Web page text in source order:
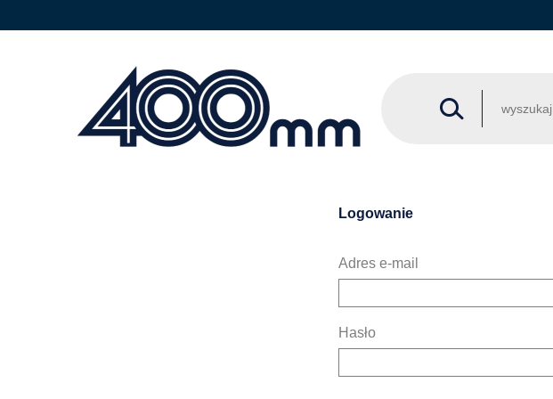
Logowanie
Adres e-mail
Hasło